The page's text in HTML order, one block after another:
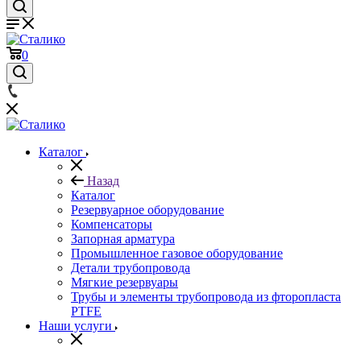
0
Каталог
Назад
Каталог
Резервуарное оборудование
Компенсаторы
Запорная арматура
Промышленное газовое оборудование
Детали трубопровода
Мягкие резервуары
Трубы и элементы трубопровода из фторопласта
PTFE
Наши услуги